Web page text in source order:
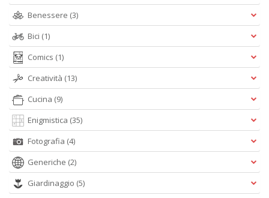
Benessere (3)
Bici (1)
Comics (1)
Creatività (13)
Cucina (9)
Enigmistica (35)
Fotografia (4)
Generiche (2)
Giardinaggio (5)